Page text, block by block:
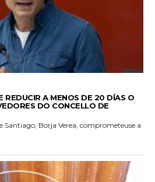
REDUCIR A MENOS DE 20 DÍAS O
DO CONCELLO DE
Santiago, Borja Verea, comprometeuse a